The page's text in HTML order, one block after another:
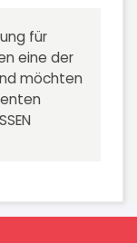
für
eine der
möchten